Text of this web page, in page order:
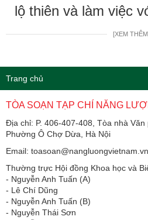
lộ thiên và làm việc
[XEM
Trang chủ
TÒA SOẠN TẠP CHÍ NĂNG
Địa chỉ: P. 406-407-408, Tòa nhà Văn
Phường Ô Chợ Dừa, Hà Nội
Email: toasoan@nangluongvietnam.vn
Thường trực Hội đồng Khoa học và
​​​​​​- Nguyễn Anh Tuấn (A)
- Lê Chí Dũng
- Nguyễn Anh Tuấn (B)
- Nguyễn Thái Sơn